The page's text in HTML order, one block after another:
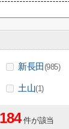
新長田(985)
土山(1)
184 件が該当